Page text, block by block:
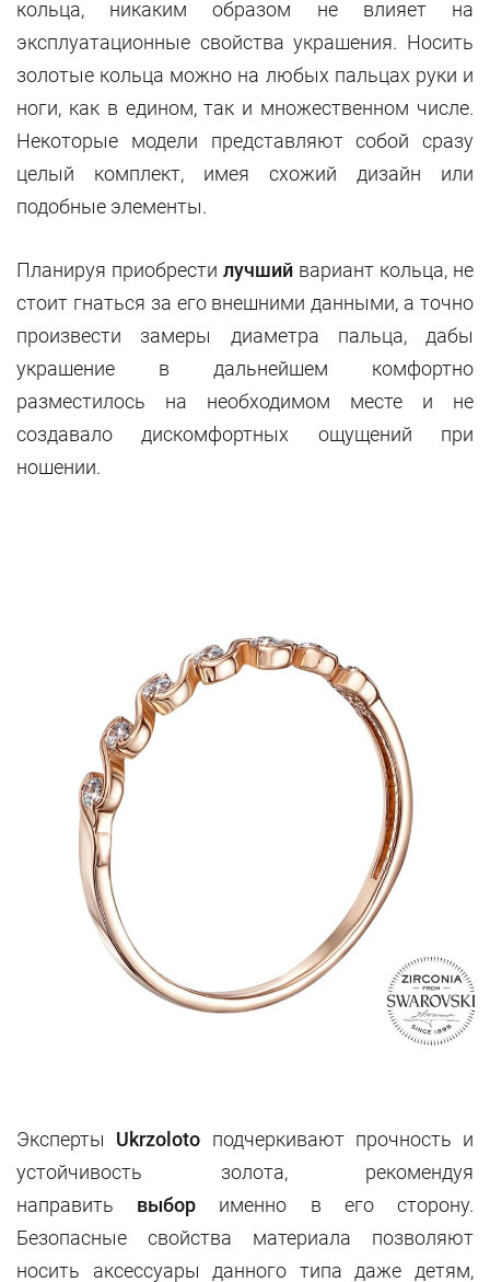
кольца, никаким образом не влияет на
эксплуатационные свойства украшения. Носить
золотые кольца можно на любых пальцах руки и
ноги, как в едином, так и множественном числе.
Некоторые модели представляют собой сразу
целый комплект, имея схожий дизайн или
подобные элементы.
Планируя приобрести лучший вариант кольца, не
стоит гнаться за его внешними данными, а точно
произвести замеры диаметра пальца, дабы
украшение в дальнейшем комфортно
разместилось на необходимом месте и не
создавало дискомфортных ощущений при
ношении.
Эксперты Ukrzoloto подчеркивают прочность и
устойчивость золота, рекомендуя
направить выбор именно в его сторону.
Безопасные свойства материала позволяют
носить аксессуары данного типа даже детям,